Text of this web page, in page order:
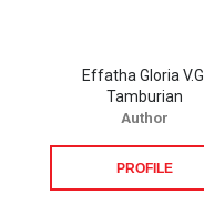
Effatha Gloria V.G.
Tamburian
Author
PROFILE